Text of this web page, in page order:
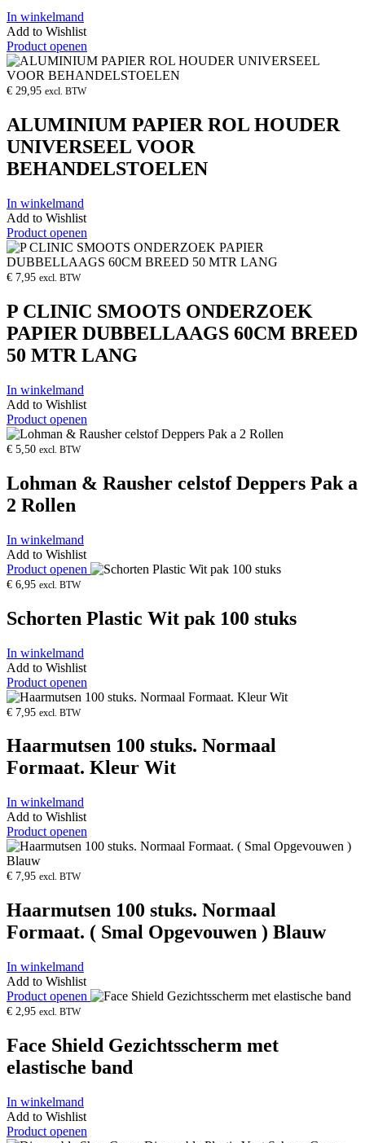
In winkelmand
Add to Wishlist
Product openen
€ 29,95 excl. BTW
ALUMINIUM PAPIER ROL HOUDER
UNIVERSEEL VOOR
BEHANDELSTOELEN
In winkelmand
Add to Wishlist
Product openen
€ 7,95 excl. BTW
P CLINIC SMOOTS ONDERZOEK
PAPIER DUBBELLAAGS 60CM BREED
50 MTR LANG
In winkelmand
Add to Wishlist
Product openen
€ 5,50 excl. BTW
Lohman & Rausher celstof Deppers Pak a
2 Rollen
In winkelmand
Add to Wishlist
Product openen
€ 6,95 excl. BTW
Schorten Plastic Wit pak 100 stuks
In winkelmand
Add to Wishlist
Product openen
€ 7,95 excl. BTW
Haarmutsen 100 stuks. Normaal
Formaat. Kleur Wit
In winkelmand
Add to Wishlist
Product openen
€ 7,95 excl. BTW
Haarmutsen 100 stuks. Normaal
Formaat. ( Smal Opgevouwen ) Blauw
In winkelmand
Add to Wishlist
Product openen
€ 2,95 excl. BTW
Face Shield Gezichtsscherm met
elastische band
In winkelmand
Add to Wishlist
Product openen